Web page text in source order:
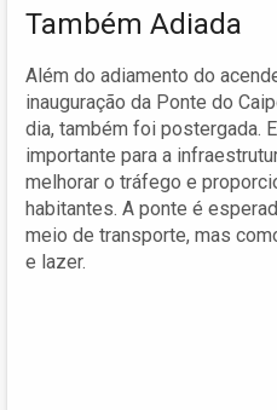
Também Adiada
Além do adiamento do
inauguração da Ponte do
dia, também foi postergada.
importante para a
melhorar o tráfego e
habitantes. A ponte é
meio de transporte, mas
e lazer.